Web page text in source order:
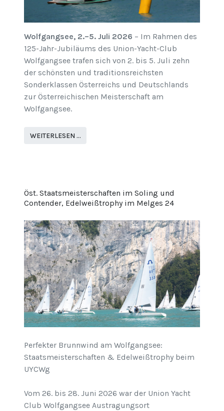
Wolfgangsee, 2.–5. Juli 2026 – Im Rahmen des
125-Jahr-Jubiläums des Union-Yacht-Club
Wolfgangsee trafen sich von 2. bis 5. Juli zehn
der schönsten und traditionsreichsten
Sonderklassen Österreichs und Deutschlands
zur Österreichischen Meisterschaft am
Wolfgangsee.
WEITERLESEN …
Öst. Staatsmeisterschaften im Soling und
Contender, Edelweißtrophy im Melges 24
Perfekter Brunnwind am Wolfgangsee:
Staatsmeisterschaften & Edelweißtrophy beim
UYCWg
Vom 26. bis 28. Juni 2026 war der Union Yacht
Club Wolfgangsee Austragungsort